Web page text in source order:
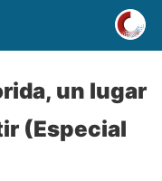
un lugar
(Especial